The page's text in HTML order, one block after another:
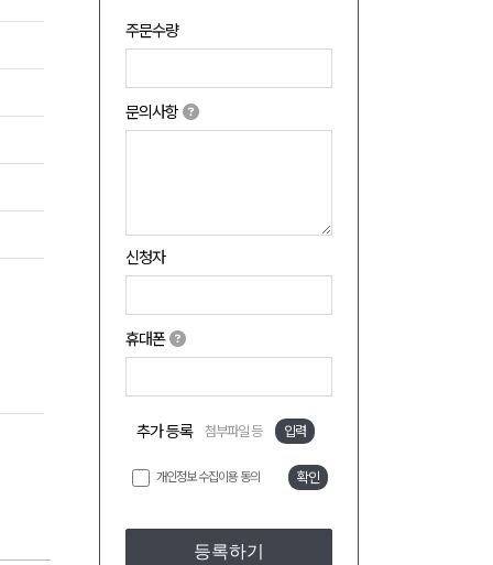
주문수량
문의사항
신청자
휴대폰
추가 등록 첨부파일 등 입력
개인정보 수집이용 동의 확인
등록하기